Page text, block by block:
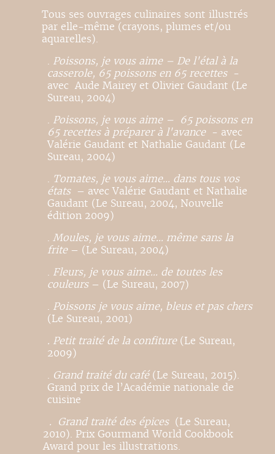
Tous ses ouvrages culinaires sont illustrés
par elle-même (crayons, plumes et/ou
aquarelles).
. Poissons, je vous aime – De l'étal à la
casserole, 65 poissons en 65 recettes-
avec Aude Mairey et Olivier Gaudant (Le
Sureau, 2004)
. Poissons, je vous aime – 65 poissons en
65 recettes à préparer à l'avance- avec
Valérie Gaudant et Nathalie Gaudant (Le
Sureau, 2004)
. Tomates, je vous aime... dans tous vos
états– avec Valérie Gaudant et Nathalie
Gaudant (Le Sureau, 2004, Nouvelle
édition 2009)
.Moules, je vous aime... même sans la
frite– (Le Sureau, 2004)
. Fleurs, je vous aime... de toutes les
couleurs– (Le Sureau, 2007)
. Poissons je vous aime, bleus et pas chers
(Le Sureau, 2001)
. Petit traité de la confiture(Le Sureau,
2009)
. Grand traité du café(Le Sureau, 2015).
Grand prix de l’Académie nationale de
cuisine
. Grand traité des épices(Le Sureau,
2010). Prix Gourmand World Cookbook
Award pour les illustrations.